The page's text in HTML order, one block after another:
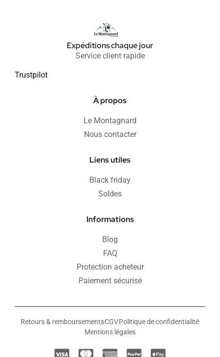
Expéditions chaque jour
Service client rapide
Trustpilot
À propos
Le Montagnard
Nous contacter
Liens utiles
Black friday
Soldes
Informations
Blog
FAQ
Protection acheteur
Paiement sécurisé
Retours & remboursementsCGVPolitique de confidentialité
Mentions légales